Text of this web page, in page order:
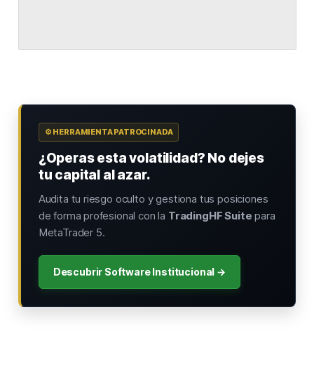
⚙️ HERRAMIENTA PATROCINADA
¿Operas esta volatilidad? No dejes
tu capital al azar.
Audita tu riesgo oculto y gestiona tus posiciones
de forma profesional con la TradingHF Suite para
MetaTrader 5.
Descubrir Software Institucional →